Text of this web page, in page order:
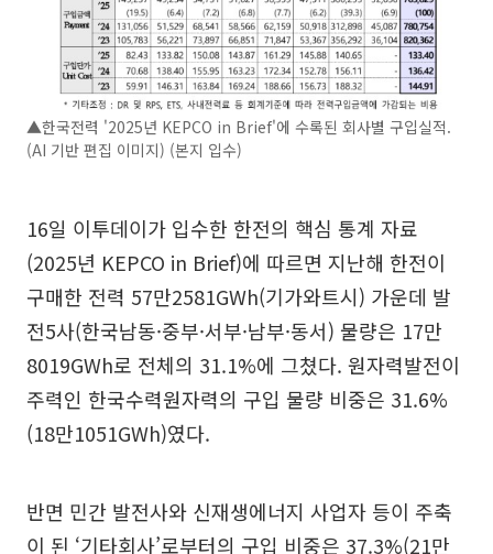
▲한국전력 '2025년 KEPCO in Brief'에 수록된 회사별 구입실적.
(AI 기반 편집 이미지) (본지 입수)
16일 이투데이가 입수한 한전의 핵심 통계 자료
(2025년 KEPCO in Brief)에 따르면 지난해 한전이
구매한 전력 57만2581GWh(기가와트시) 가운데 발
전5사(한국남동·중부·서부·남부·동서) 물량은 17만
8019GWh로 전체의 31.1%에 그쳤다. 원자력발전이
주력인 한국수력원자력의 구입 물량 비중은 31.6%
(18만1051GWh)였다.
반면 민간 발전사와 신재생에너지 사업자 등이 주축
이 된 ‘기타회사’로부터의 구입 비중은 37.3%(21만